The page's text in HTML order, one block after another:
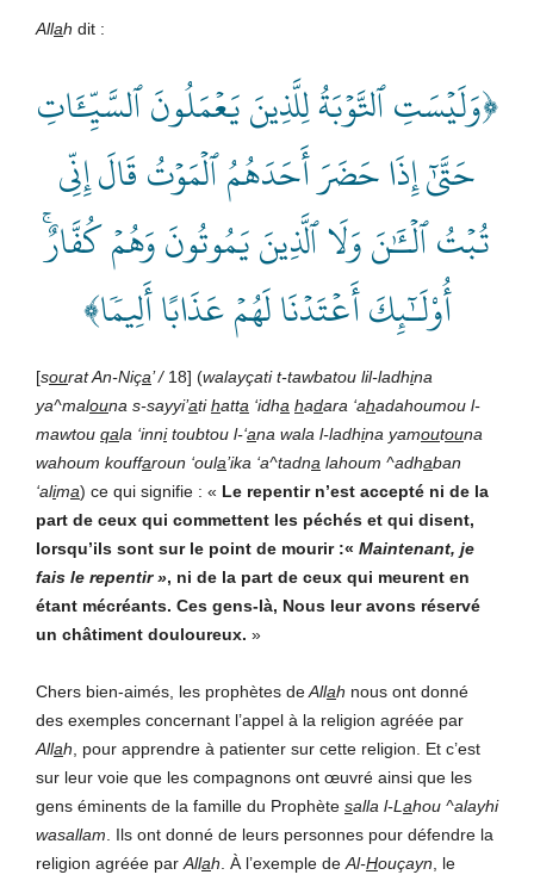
Allah dit :
﴿وَلَيۡسَتِ ٱلتَّوۡبَةُ لِلَّذِينَ يَعۡمَلُونَ ٱلسَّيِّ‍َٔاتِ
حَتَّىٰٓ إِذَا حَضَرَ أَحَدَهُمُ ٱلۡمَوۡتُ قَالَ إِنِّي
تُبۡتُ ٱلۡـَٰٔنَ وَلَا ٱلَّذِينَ يَمُوتُونَ وَهُمۡ كُفَّارٌۚ
أُوْلَـٰٓئِكَ أَعۡتَدۡنَا لَهُمۡ عَذَابًا أَلِيمٗا﴾
[sourat An-Niça’ / 18] (walayçati t-tawbatou lil-ladhina
ya^malouna s-sayyi’atihatta ‘idha hadara ‘ahadahoumou l-
mawtou qala ‘innitoubtou l-‘ana wala l-ladhina yamoutouna
wahoum kouffaroun ‘oula’ika ‘a^tadna lahoum ^adhaban
‘alima) ce qui signifie : « Le repentir n’est accepté ni de la
part de ceux qui commettent les péchés et qui disent,
lorsqu’ils sont sur le point de mourir :« Maintenant, je
fais le repentir », ni de la part de ceux qui meurent en
étant mécréants. Ces gens-là, Nous leur avons réservé
un châtiment douloureux. »
Chers bien-aimés, les prophètes deAllah nous ont donné
des exemples concernant l’appel à la religion agréée par
Allah , pour apprendre à patienter sur cette religion. Et c’est
sur leur voie que les compagnons ont œuvré ainsi que les
gens éminents de la famille du Prophète salla l-L ahou ^alayhi
wasallam . Ils ont donné de leurs personnes pour défendre la
religion agréée par Allah . À l’exemple de Al-Houçayn , le